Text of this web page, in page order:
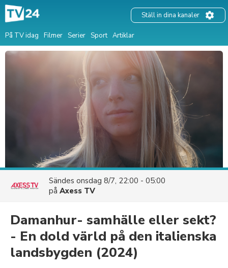
På TV idag Filmer Serier Sport Artiklar
Ställ in dina kanaler
Sändes onsdag 8/7, 22:00 - 05:00
på Axess TV
Damanhur- samhälle eller sekt?
- En dold värld på den italienska
landsbygden (2024)